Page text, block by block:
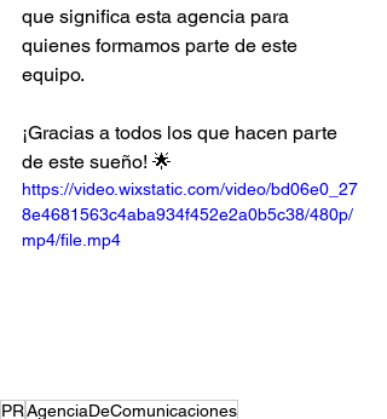
que significa esta agencia para
quienes formamos parte de este
equipo.
¡Gracias a todos los que hacen parte
de este sueño! 🌟
https://video.wixstatic.com/video/bd06e0_27
8e4681563c4aba934f452e2a0b5c38/480p/
mp4/file.mp4
PRAgenciaDeComunicaciones